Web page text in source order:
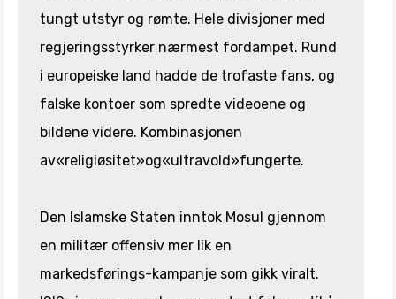
tungt utstyr og rømte. Hele divisjoner med
regjeringsstyrker nærmest fordampet. Rund
i europeiske land hadde de trofaste fans, og
falske kontoer som spredte videoene og
bildene videre. Kombinasjonen
av«religiøsitet»og«ultravold»fungerte.
Den Islamske Staten inntok Mosul gjennom
en militær offensiv mer lik en
markedsførings-kampanje som gikk viralt.